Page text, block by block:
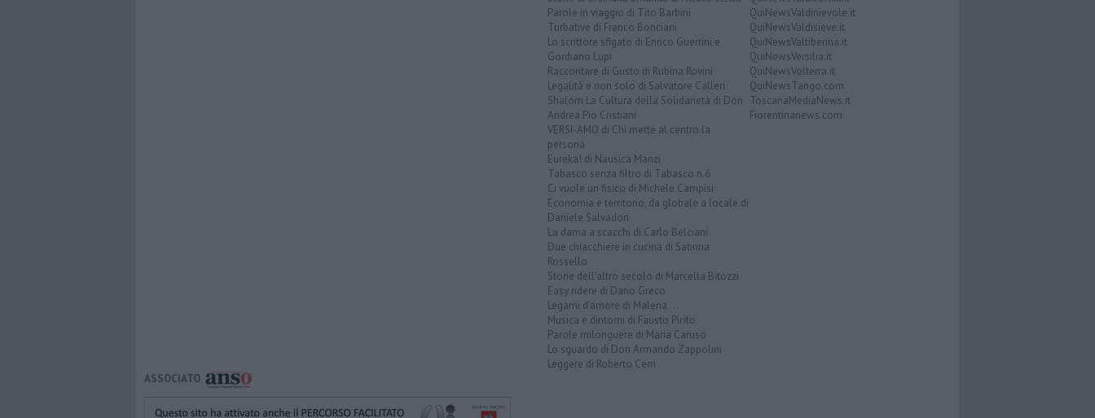
Parole in viaggio di Tito Barbini
Turbative di Franco Bonciani
Lo scrittore sfigato di Enrico Guerrini e
Gordiano Lupi
Raccontare di Gusto di Rubina Rovini
Legalità e non solo di Salvatore Calleri
Shalom La Cultura della Solidarietà di Don
Andrea Pio Cristiani
VERSI-AMO di Chi mette al centro la
persona
Eureka! di Nausica Manzi
Tabasco senza filtro di Tabasco n.6
Ci vuole un fisico di Michele Campisi
Economia e territorio, da globale a locale di
Daniele Salvadori
La dama a scacchi di Carlo Belciani
Due chiacchiere in cucina di Sabrina
Rossello
Storie dell'altro secolo di Marcella Bitozzi
Easy ridere di Dario Greco
Legami d'amore di Malena ...
Musica e dintorni di Fausto Pirìto
Parole milonguere di Maria Caruso
Lo sguardo di Don Armando Zappolini
Leggere di Roberto Cerri
QuiNewsValdinievole.it
QuiNewsValdisieve.it
QuiNewsValtiberina.it
QuiNewsVersilia.it
QuiNewsVolterra.it
QuiNewsTango.com
ToscanaMediaNews.it
Fiorentinanews.com
ASSOCIATO